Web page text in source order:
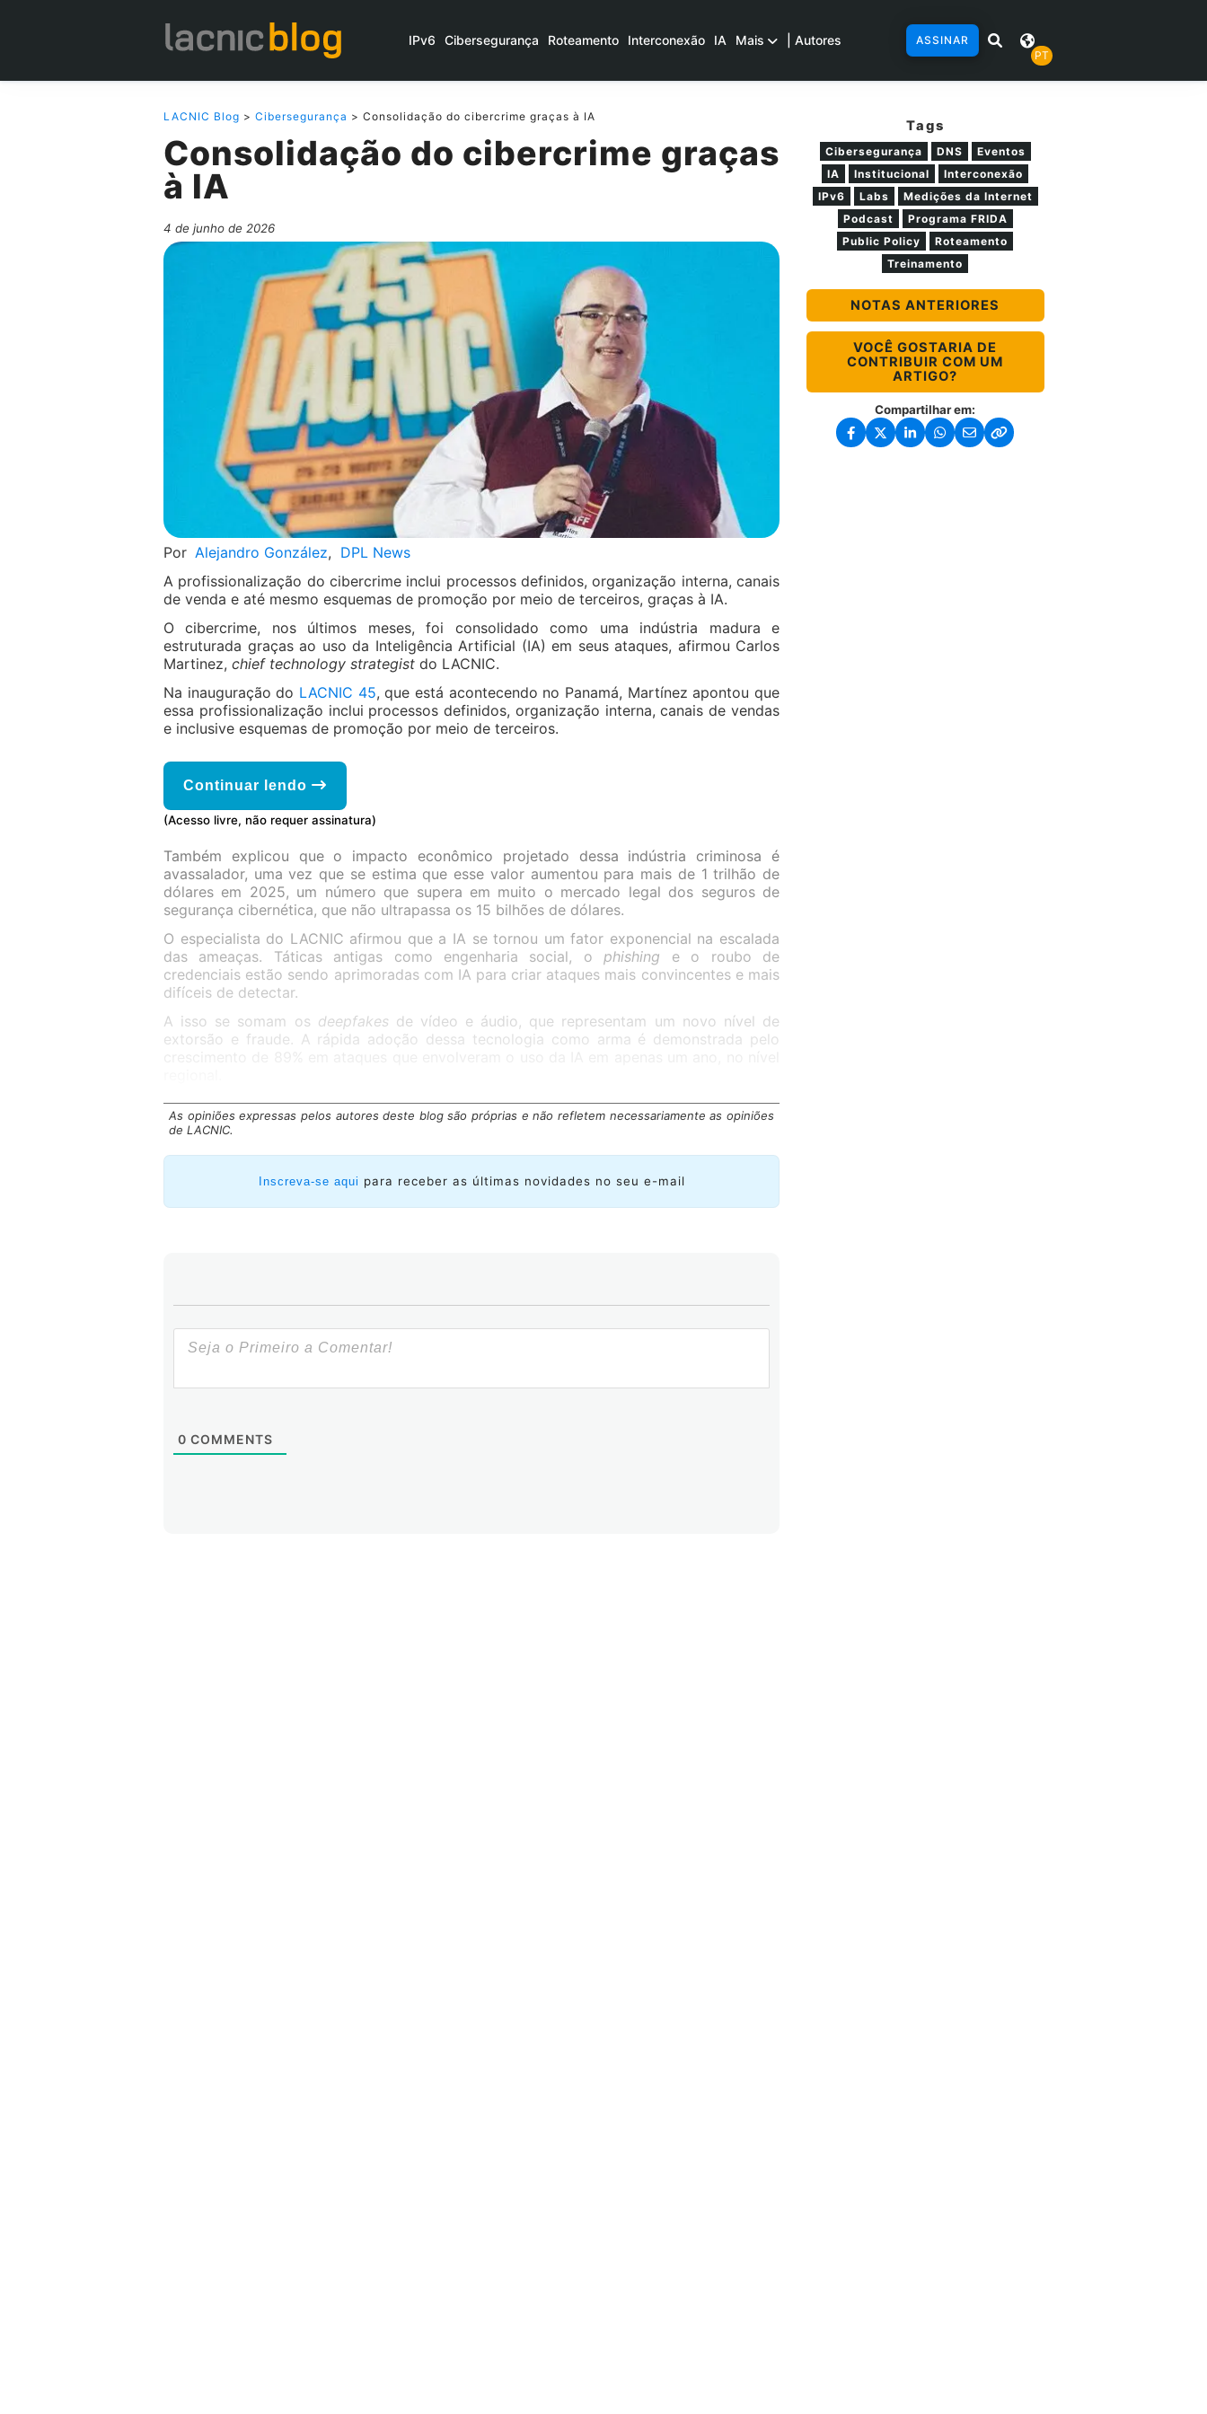
IPv6 Cibersegurança Roteamento Interconexão IA Mais | Autores
ASSINAR
PT
LACNIC Blog > Cibersegurança > Consolidação do cibercrime graças à IA
Consolidação do cibercrime graças
à IA
4 de junho de 2026
Por Alejandro González, DPL News
A profissionalização do cibercrime inclui processos definidos, organização interna, canais
de venda e até mesmo esquemas de promoção por meio de terceiros, graças à IA.
O cibercrime, nos últimos meses, foi consolidado como uma indústria madura e
estruturada graças ao uso da Inteligência Artificial (IA) em seus ataques, afirmou Carlos
Martinez, chief technology strategist do LACNIC.
Na inauguração do LACNIC 45, que está acontecendo no Panamá, Martínez apontou que
essa profissionalização inclui processos definidos, organização interna, canais de vendas
e inclusive esquemas de promoção por meio de terceiros.
Continuar lendo
(Acesso livre, não requer assinatura)
Também explicou que o impacto econômico projetado dessa indústria criminosa é
avassalador, uma vez que se estima que esse valor aumentou para mais de 1 trilhão de
dólares em 2025, um número que supera em muito o mercado legal dos seguros de
segurança cibernética, que não ultrapassa os 15 bilhões de dólares.
O especialista do LACNIC afirmou que a IA se tornou um fator exponencial na escalada
das ameaças. Táticas antigas como engenharia social, ophishing e o roubo de
credenciais estão sendo aprimoradas com IA para criar ataques mais convincentes e mais
difíceis de detectar.
A isso se somam os deepfakes de vídeo e áudio, que representam um novo nível de
extorsão e fraude. A rápida adoção dessa tecnologia como arma é demonstrada pelo
As opiniões expressas pelos autores deste blog são próprias e não refletem necessariamente as opiniões
de LACNIC.
Inscreva-se aqui para receber as últimas novidades no seu e-mail
0 COMMENTS
Tags
Cibersegurança DNS
Eventos
IA
Institucional
Interconexão
IPv6
Labs
Medições da Internet
Podcast
Programa FRIDA
Public Policy
Roteamento
Treinamento
NOTAS ANTERIORES
VOCÊ GOSTARIA DE
CONTRIBUIR COM UM
ARTIGO?
Compartilhar em: